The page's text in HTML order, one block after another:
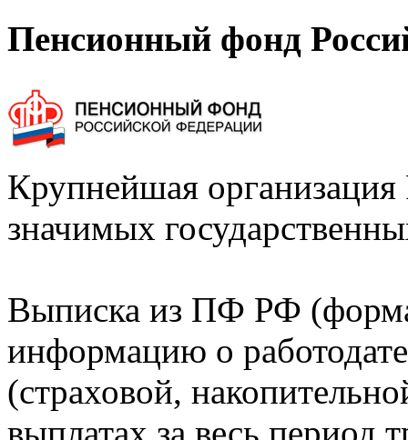
Пенсионный фонд
Крупнейшая
значимых
Выписка из ПФ РФ
информацию о
(страховой,
выплатах за весь период